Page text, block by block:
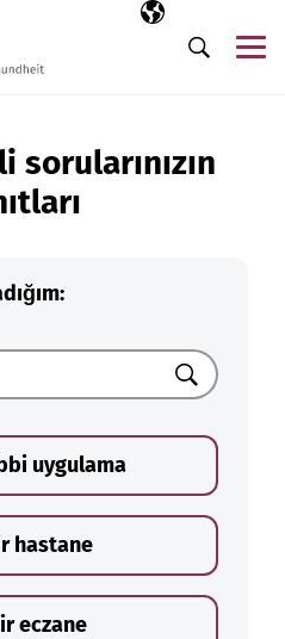
Seçili dil
TR
Arama
sorularınızın
Ara
uygulama
hastane
eczane